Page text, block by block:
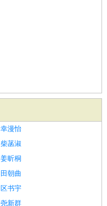
幸漫怡
柴菡淑
姜昕桐
田朝曲
区书宇
尧新群